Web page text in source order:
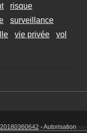
risque
surveillance
vie privée
vol
- Autorisation